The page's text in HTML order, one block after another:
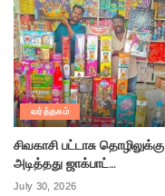
வர்த்தகம்
சிவகாசி பட்டாசு தொழிலுக்கு
அடித்தது ஜாக்பாட்…
July 30, 2026